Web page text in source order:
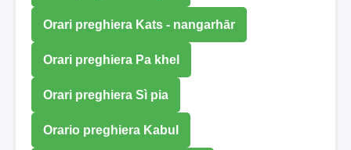
Orari preghiera Kats - nangarhār
Orari preghiera Pa khel
Orari preghiera Sì pia
Orario preghiera Kabul